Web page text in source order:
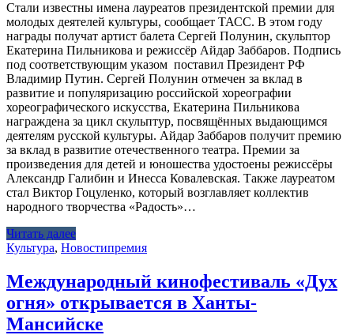
Стали известны имена лауреатов президентской премии для
молодых деятелей культуры, сообщает ТАСС. В этом году
награды получат артист балета Сергей Полунин, скульптор
Екатерина Пильникова и режиссёр Айдар Заббаров. Подпись
под соответствующим указом поставил Президент РФ
Владимир Путин. Сергей Полунин отмечен за вклад в
развитие и популяризацию российской хореографии
хореографического искусства, Екатерина Пильникова
награждена за цикл скульптур, посвящённых выдающимся
деятелям русской культуры. Айдар Заббаров получит премию
за вклад в развитие отечественного театра. Премии за
произведения для детей и юношества удостоены режиссёры
Александр Галибин и Инесса Ковалевская. Также лауреатом
стал Виктор Гоцуленко, который возглавляет коллектив
народного творчества «Радость»…
Читать далее
Культура, Новостипремия
Международный кинофестиваль «Дух
огня» открывается в Ханты-
Мансийске